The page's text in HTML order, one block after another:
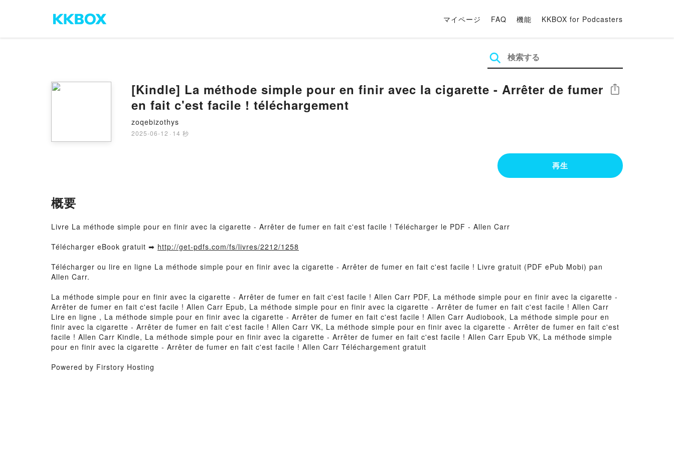
マイページ FAQ 機能 KKBOX for Podcasters
[Kindle] La méthode simple pour en finir avec la cigarette - Arrêter de fumer
en fait c'est facile ! téléchargement
zoqebizothys
2025-06-12 · 14 秒
シェア
再生
概要
Livre La méthode simple pour en finir avec la cigarette - Arrêter de fumer en fait c'est facile ! Télécharger le PDF - Allen Carr
Télécharger eBook gratuit ➡ http://get-pdfs.com/fs/livres/2212/1258
Télécharger ou lire en ligne La méthode simple pour en finir avec la cigarette - Arrêter de fumer en fait c'est facile ! Livre gratuit (PDF ePub Mobi) pan
Allen Carr.
La méthode simple pour en finir avec la cigarette - Arrêter de fumer en fait c'est facile ! Allen Carr PDF, La méthode simple pour en finir avec la cigarette -
Arrêter de fumer en fait c'est facile ! Allen Carr Epub, La méthode simple pour en finir avec la cigarette - Arrêter de fumer en fait c'est facile ! Allen Carr
Lire en ligne , La méthode simple pour en finir avec la cigarette - Arrêter de fumer en fait c'est facile ! Allen Carr Audiobook, La méthode simple pour en
finir avec la cigarette - Arrêter de fumer en fait c'est facile ! Allen Carr VK, La méthode simple pour en finir avec la cigarette - Arrêter de fumer en fait c'est
facile ! Allen Carr Kindle, La méthode simple pour en finir avec la cigarette - Arrêter de fumer en fait c'est facile ! Allen Carr Epub VK, La méthode simple
pour en finir avec la cigarette - Arrêter de fumer en fait c'est facile ! Allen Carr Téléchargement gratuit
Powered by Firstory Hosting